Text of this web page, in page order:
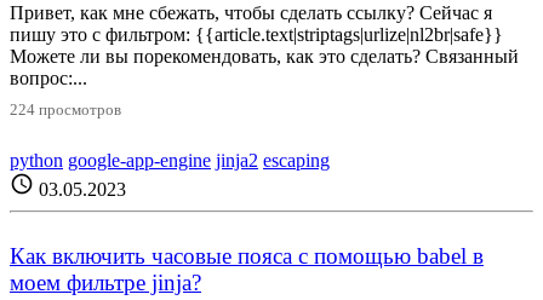
Привет, как мне сбежать, чтобы сделать ссылку? Сейчас я
пишу это с фильтром: {{article.text|striptags|urlize|nl2br|safe}}
Можете ли вы порекомендовать, как это сделать? Связанный
вопрос:...
224 просмотров
python google-app-engine jinja2 escaping
schedule 03.05.2023
Как включить часовые пояса с помощью babel в
моем фильтре jinja?